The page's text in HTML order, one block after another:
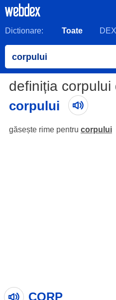
Dictionare: Toate DEX
definiția corpului
corpului
găsește rime pentru corpului
CORP